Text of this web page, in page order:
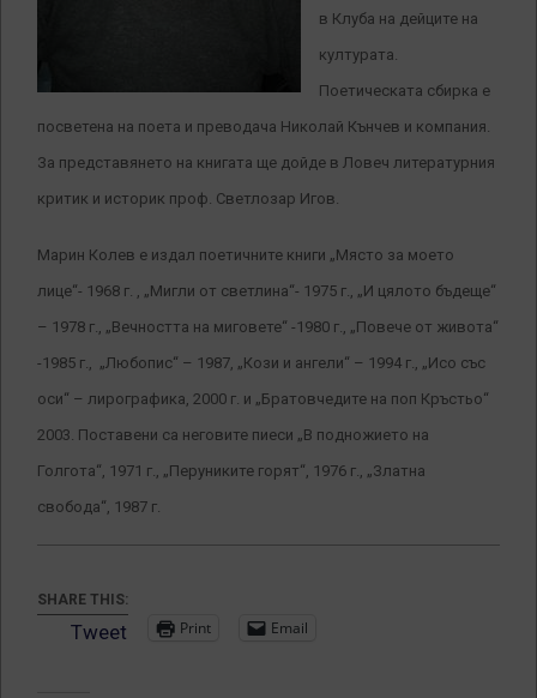
в Клуба на дейците на
културата.
Поетическата сбирка е
посветена на поета и преводача Николай Кънчев и компания.
За представянето на книгата ще дойде в Ловеч литературния
критик и историк проф. Светлозар Игов.
Марин Колев е издал поетичните книги „Място за моето
лице“- 1968 г. , „Мигли от светлина“- 1975 г., „И цялото бъдеще“
– 1978 г., „Вечността на миговете“ -1980 г., „Повече от живота“
-1985 г., „Любопис“ – 1987, „Кози и ангели“ – 1994 г., „Исо със
оси“ – лирографика, 2000 г. и „Братовчедите на поп Кръстьо“
2003. Поставени са неговите пиеси „В подножието на
Голгота“, 1971 г., „Перуниките горят“, 1976 г., „Златна
свобода“, 1987 г.
SHARE THIS:
Tweet Print Email